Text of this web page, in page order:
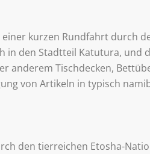
kurzen Rundfahrt durch
in den Stadtteil Katutura, und
anderem Tischdecken,
von Artikeln in typisch
den tierreichen Etosha-